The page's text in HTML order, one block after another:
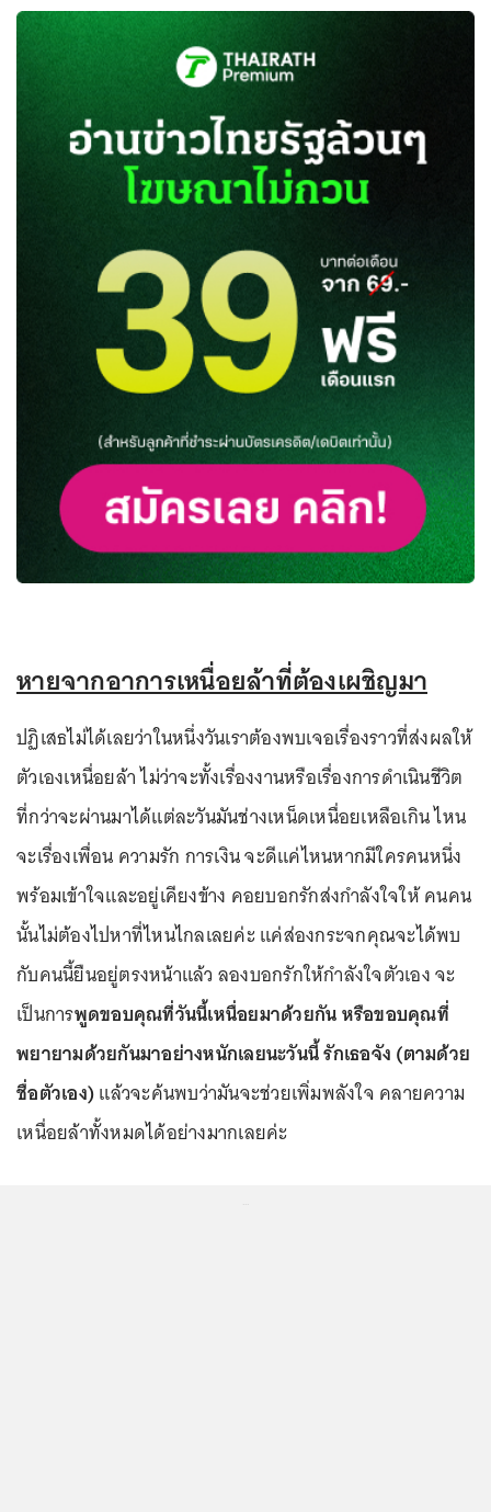
หายจากอาการเหนื่อยล้าที่ต้องเผชิญมา
ปฏิเสธไม่ได้เลยว่าในหนึ่งวันเราต้องพบเจอเรื่องราวที่ส่งผลให้
ตัวเองเหนื่อยล้า ไม่ว่าจะทั้งเรื่องงานหรือเรื่องการดำเนินชีวิต
ที่กว่าจะผ่านมาได้แต่ละวันมันช่างเหน็ดเหนื่อยเหลือเกิน ไหน
จะเรื่องเพื่อน ความรัก การเงิน จะดีแค่ไหนหากมีใครคนหนึ่ง
พร้อมเข้าใจและอยู่เคียงข้าง คอยบอกรักส่งกำลังใจให้ คนคน
นั้นไม่ต้องไปหาที่ไหนไกลเลยค่ะ แค่ส่องกระจกคุณจะได้พบ
กับคนนี้ยืนอยู่ตรงหน้าแล้ว ลองบอกรักให้กำลังใจตัวเอง จะ
เป็นการพูดขอบคุณที่วันนี้เหนื่อยมาด้วยกัน หรือขอบคุณที่
พยายามด้วยกันมาอย่างหนักเลยนะวันนี้ รักเธอจัง (ตามด้วย
ชื่อตัวเอง)แล้วจะค้นพบว่ามันจะช่วยเพิ่มพลังใจ คลายความ
เหนื่อยล้าทั้งหมดได้อย่างมากเลยค่ะ